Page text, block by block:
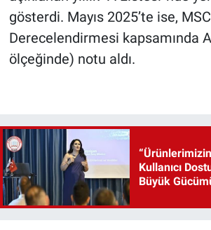
gösterdi. Mayıs 2025’te ise,
Derecelendirmesi kapsamında
ölçeğinde) notu aldı.
“Ürünlerimizin
Kullanıcı
Büyük